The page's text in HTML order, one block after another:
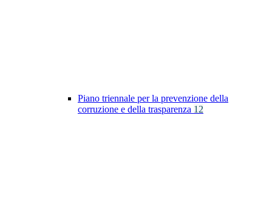
Piano triennale per la prevenzione della
corruzione e della trasparenza 12